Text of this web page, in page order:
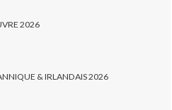
2026
& IRLANDAIS 2026